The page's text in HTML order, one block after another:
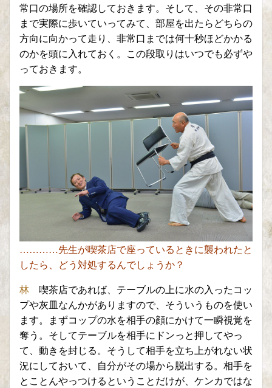
常口の場所を確認しておきます。 そして、その非常口
まで実際に歩いていってみて、部屋を出たらどちらの
方向に向かって走り、非常口までは何十秒ほどかかる
のかを頭に入れておく。この段取りはいつでも必ずや
っておきます。
…………先生が喫茶店で座っているときに襲われたと
したら、どう対処するんでしょうか？
林 喫茶店であれば、テーブルの上に水の入ったコ ッ
プや灰皿なんかがありますので、そういうものを使い
ます。まずコップの水を相手の顔にかけて一瞬視覚を
奪う。そしてテーブルを相手にドンっと押してやっ
て、動きを封じる。そうして相手を立ち上がれない状
況にしておいて、自分がその場から脱出する。相手を
とことんやっつけるということだけが、 ケンカではな